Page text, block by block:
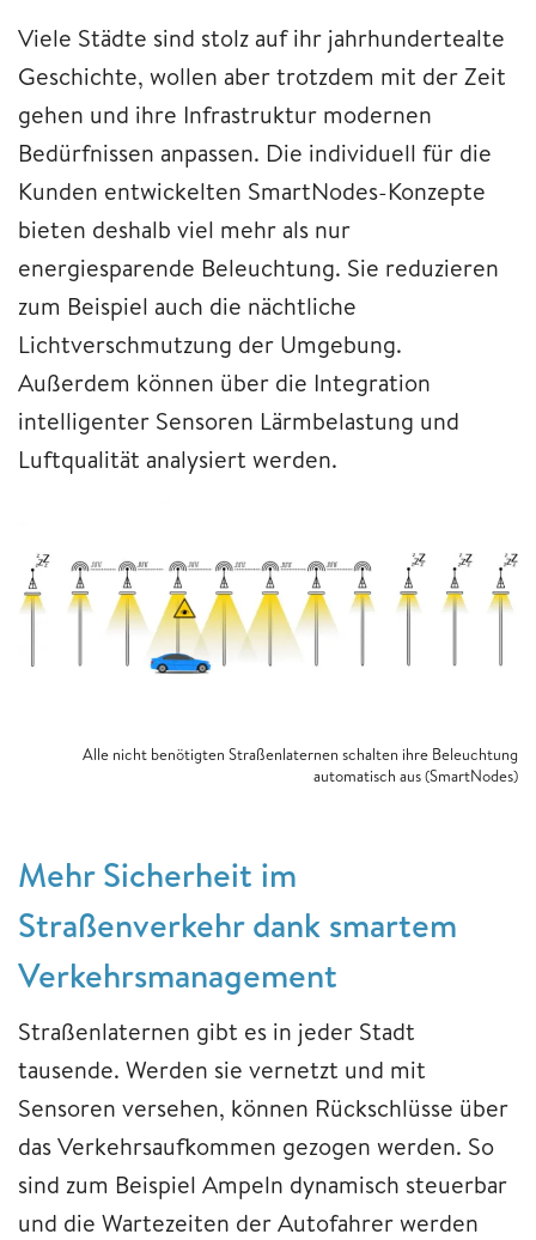
Viele Städte sind stolz auf ihr jahrhundertealte
Geschichte, wollen aber trotzdem mit der Zeit
gehen und ihre Infrastruktur modernen
Bedürfnissen anpassen. Die individuell für die
Kunden entwickelten SmartNodes-Konzepte
bieten deshalb viel mehr als nur
energiesparende Beleuchtung. Sie reduzieren
zum Beispiel auch die nächtliche
Lichtverschmutzung der Umgebung.
Außerdem können über die Integration
intelligenter Sensoren Lärmbelastung und
Luftqualität analysiert werden.
Alle nicht benötigten Straßenlaternen schalten ihre Beleuchtung
automatisch aus (SmartNodes)
Mehr Sicherheit im
Straßenverkehr dank smartem
Verkehrsmanagement
Straßenlaternen gibt es in jeder Stadt
tausende. Werden sie vernetzt und mit
Sensoren versehen, können Rückschlüsse über
das Verkehrsaufkommen gezogen werden. So
sind zum Beispiel Ampeln dynamisch steuerbar
und die Wartezeiten der Autofahrer werden